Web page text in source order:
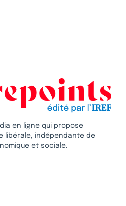
en ligne qui propose
libérale, indépendante de
et sociale.